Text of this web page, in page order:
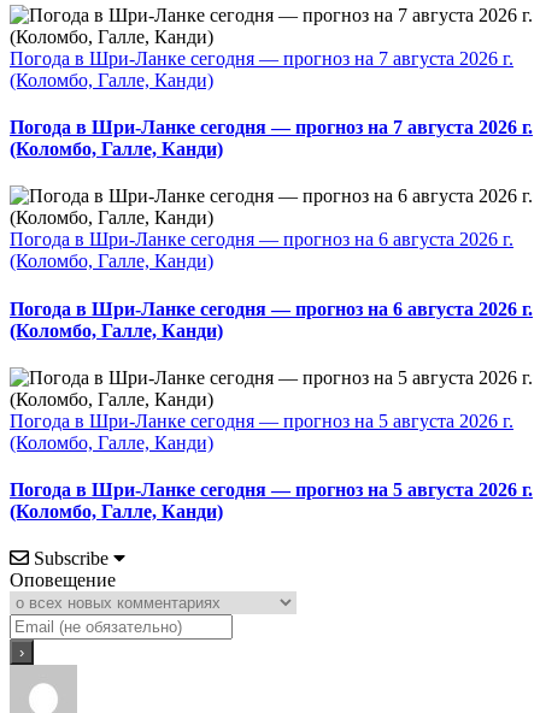
Погода в Шри-Ланке сегодня — прогноз на 7 августа 2026 г.
(Коломбо, Галле, Канди)
Погода в Шри-Ланке сегодня — прогноз на 7 августа 2026 г.
(Коломбо, Галле, Канди)
Погода в Шри-Ланке сегодня — прогноз на 6 августа 2026 г.
(Коломбо, Галле, Канди)
Погода в Шри-Ланке сегодня — прогноз на 6 августа 2026 г.
(Коломбо, Галле, Канди)
Погода в Шри-Ланке сегодня — прогноз на 5 августа 2026 г.
(Коломбо, Галле, Канди)
Погода в Шри-Ланке сегодня — прогноз на 5 августа 2026 г.
(Коломбо, Галле, Канди)
Subscribe
Оповещение